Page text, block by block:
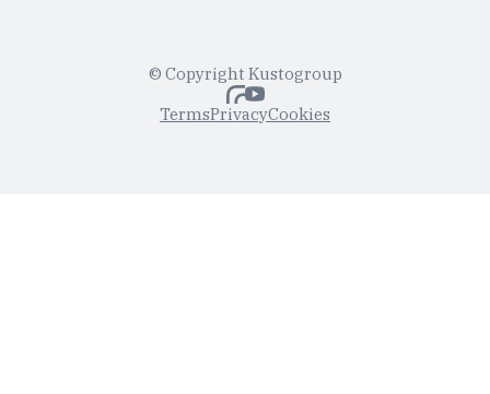
© Copyright Kustogroup
TermsPrivacyCookies